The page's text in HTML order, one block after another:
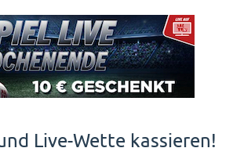
Live-Wette kassieren!